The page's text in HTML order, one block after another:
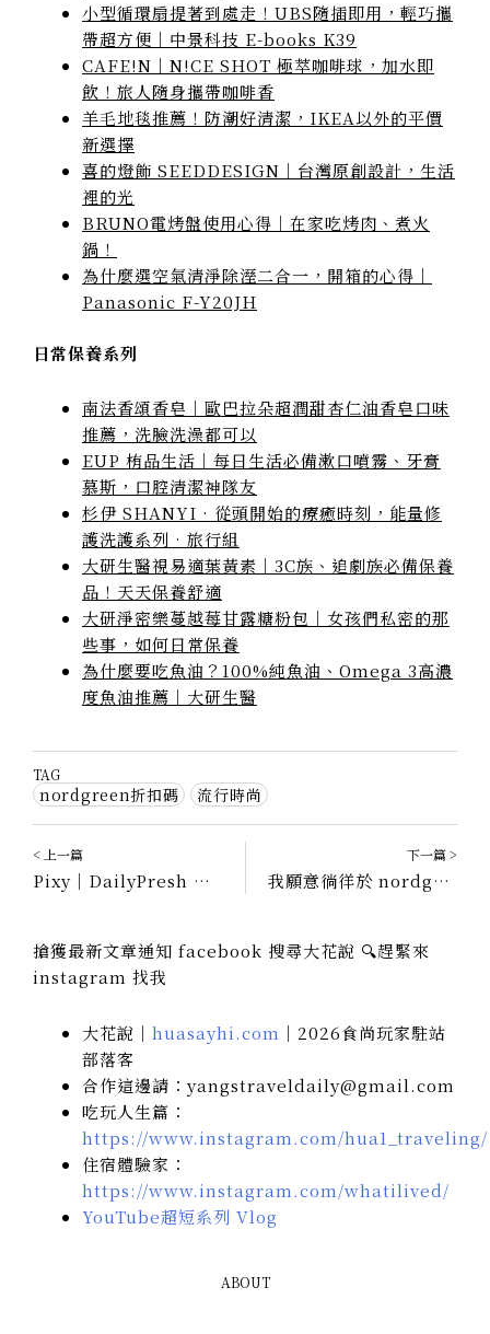
小型循環扇提著到處走！UBS隨插即用，輕巧攜
帶超方便｜中景科技 E-books K39
CAFE!N｜N!CE SHOT 極萃咖啡球，加水即
飲！旅人隨身攜帶咖啡香
羊毛地毯推薦！防潮好清潔，IKEA以外的平價
新選擇
喜的燈飾 SEEDDESIGN｜台灣原創設計，生活
裡的光
BRUNO電烤盤使用心得｜在家吃烤肉、煮火
鍋！
為什麼選空氣清淨除溼二合一，開箱的心得｜
Panasonic F-Y20JH
日常保養系列
南法香頌香皂｜歐巴拉朵超潤甜杏仁油香皂口味
推薦，洗臉洗澡都可以
EUP 栯品生活｜每日生活必備漱口噴霧、牙膏
慕斯，口腔清潔神隊友
杉伊 SHANYI · 從頭開始的療癒時刻，能量修
護洗護系列 · 旅行組
大研生醫視易適葉黃素｜3C族、追劇族必備保養
品！天天保養舒適
大研淨密樂蔓越莓甘露糖粉包｜女孩們私密的那
些事，如何日常保養
為什麼要吃魚油？100%純魚油、Omega 3高濃
度魚油推薦｜大研生醫
TAG
nordgreen折扣碼 流行時尚
< 上一篇
Pixy｜DailyPresh Motif多夾層手提包｜上班、約會百搭包款，莫蘭迪色系優雅提案！
下一篇 >
我願意徜徉於 nordgreen 時間隙沙裡，訴說片刻永恆｜全系列男女腕錶優惠中
搶獲最新文章通知 facebook 搜尋大花說 🔍趕緊來
instagram 找我
大花說｜ huasayhi.com ｜2026食尚玩家駐站
部落客
合作這邊請：yangstraveldaily@gmail.com
吃玩人生篇：
https://www.instagram.com/hua1_traveling/
住宿體驗家：
https://www.instagram.com/whatilived/
YouTube超短系列 Vlog
ABOUT